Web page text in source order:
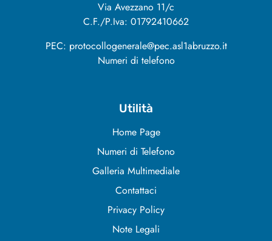
Via Avezzano 11/c
C.F./P.Iva: 01792410662
PEC: protocollogenerale@pec.asl1abruzzo.it
Numeri di telefono
Utilità
Home Page
Numeri di Telefono
Galleria Multimediale
Contattaci
Privacy Policy
Note Legali